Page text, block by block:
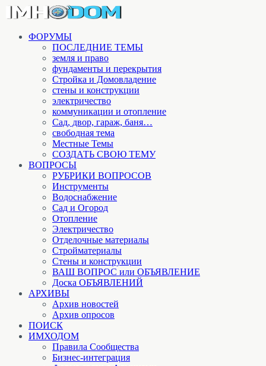
ФОРУМЫ
ПОСЛЕДНИЕ ТЕМЫ
земля и право
фундаменты и перекрытия
Стройка и Домовладение
стены и конструкции
электричество
коммуникации и отопление
Cад, двор, гараж, баня…
свободная тема
Местные Темы
СОЗДАТЬ СВОЮ ТЕМУ
ВОПРОСЫ
РУБРИКИ ВОПРОСОВ
Инструменты
Водоснабжение
Сад и Огород
Отопление
Электричество
Отделочные материалы
Стройматериалы
Стены и конструкции
ВАШ ВОПРОС или ОБЪЯВЛЕНИЕ
Доска ОБЪЯВЛЕНИЙ
АРХИВЫ
Архив новостей
Архив опросов
ПОИСК
ИМХОДОМ
Правила Сообщества
Бизнес-интеграция